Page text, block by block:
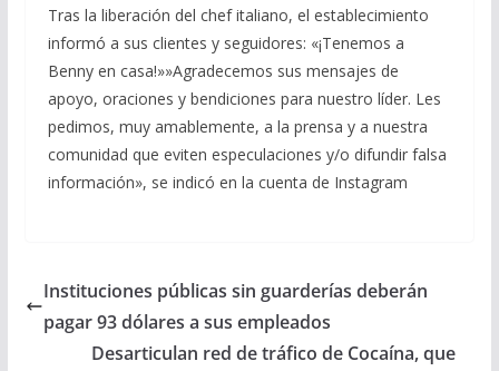
Tras la liberación del chef italiano, el establecimiento
informó a sus clientes y seguidores: «¡Tenemos a
Benny en casa!»»Agradecemos sus mensajes de
apoyo, oraciones y bendiciones para nuestro líder. Les
pedimos, muy amablemente, a la prensa y a nuestra
comunidad que eviten especulaciones y/o difundir falsa
información», se indicó en la cuenta de Instagram
Instituciones públicas sin guarderías deberán
pagar 93 dólares a sus empleados
Desarticulan red de tráfico de Cocaína, que